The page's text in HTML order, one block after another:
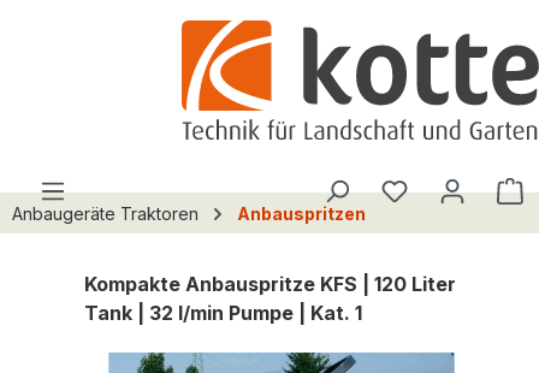
Du hast 0
Anbaugeräte Traktoren Anbauspritzen
Kompakte Anbauspritze KFS | 120 Liter
Tank | 32 l/min Pumpe | Kat. 1
Bildergalerie überspringen